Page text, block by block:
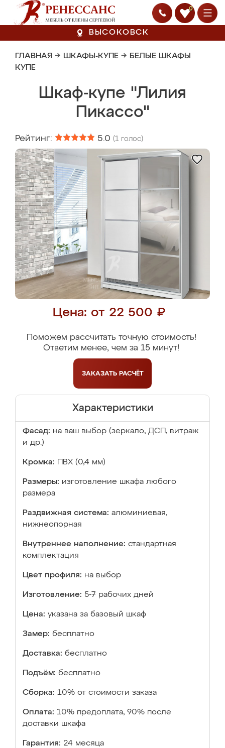
0
ВЫСОКОВСК
ГЛАВНАЯ → ШКАФЫ-КУПЕ → БЕЛЫЕ ШКАФЫ
КУПЕ
Шкаф-купе "Лилия
Пикассо"
Рейтинг: 5.0 (1 голос)
Цена: от 22 500 ₽
Поможем рассчитать точную стоимость!
Ответим менее, чем за 15 минут!
ЗАКАЗАТЬ РАСЧЁТ
Характеристики
Фасад: на ваш выбор (зеркало, ДСП, витраж
и др.)
Кромка: ПВХ (0,4 мм)
Размеры: изготовление шкафа любого
размера
Раздвижная система: алюминиевая,
нижнеопорная
Внутреннее наполнение: стандартная
комплектация
Цвет профиля: на выбор
Изготовление: 5-7 рабочих дней
Цена: указана за базовый шкаф
Замер: бесплатно
Доставка: бесплатно
Подъём: бесплатно
Сборка: 10% от стоимости заказа
Оплата: 10% предоплата, 90% после
доставки шкафа
Гарантия: 24 месяца